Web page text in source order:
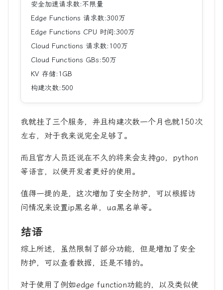
安全加速请求数:不限量
Edge Functions 请求数:300万
Edge Functions CPU 时间:300万
Cloud Functions 请求数:100万
Cloud Functions GBs:50万
KV 存储:1GB
构建次数:500
我就挂了三个服务，并且构建次数一个月也就150次
左右，对于我来说完全足够了。
而且官方人员还说在不久的将来会支持go，python
等语言，以便开发者更好的使用。
值得一提的是，这次增加了安全防护，可以根据访
问情况来设置ip黑名单，ua黑名单等。
结语
综上所述，虽然限制了部分功能，但是增加了安全
防护，可以查看数据，还是不错的。
对于使用了例如edge function功能的，以及类似使